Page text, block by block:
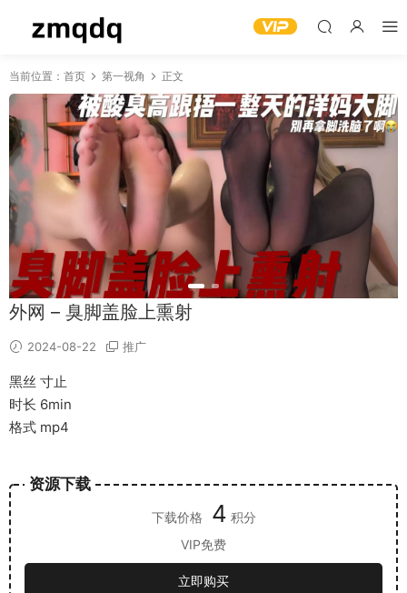
当前位置： 首页 第一视角 正文
外网 – 臭脚盖脸上熏射
2024-08-22 推广
黑丝 寸止
时长 6min
格式 mp4
资源下载
下载价格 4 积分
VIP免费
立即购买